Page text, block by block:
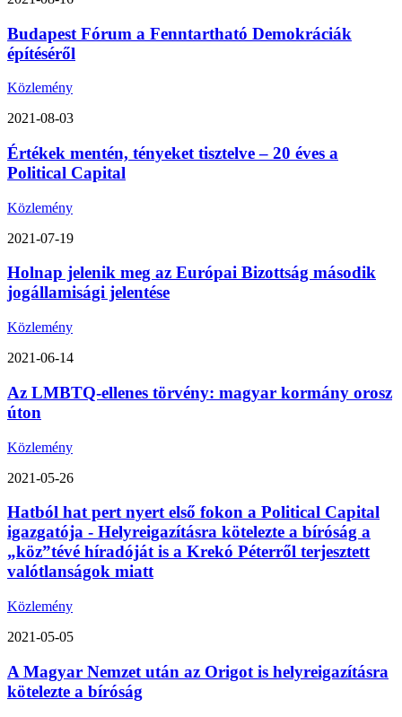
Budapest Fórum a Fenntartható Demokráciák
építéséről
Közlemény
2021-08-03
Értékek mentén, tényeket tisztelve – 20 éves a
Political Capital
Közlemény
2021-07-19
Holnap jelenik meg az Európai Bizottság második
jogállamisági jelentése
Közlemény
2021-06-14
Az LMBTQ-ellenes törvény: magyar kormány orosz
úton
Közlemény
2021-05-26
Hatból hat pert nyert első fokon a Political Capital
igazgatója - Helyreigazításra kötelezte a bíróság a
„köz”tévé híradóját is a Krekó Péterről terjesztett
valótlanságok miatt
Közlemény
2021-05-05
A Magyar Nemzet után az Origot is helyreigazításra
kötelezte a bíróság